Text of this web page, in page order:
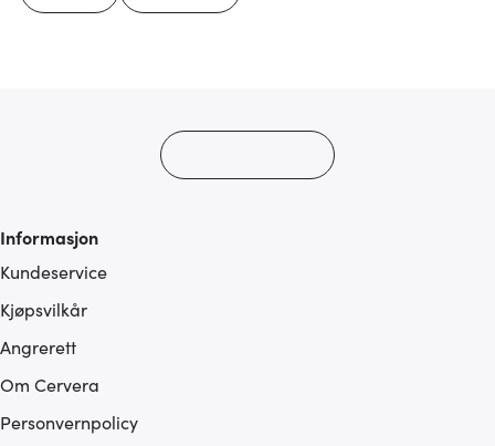
Informasjon
Kundeservice
Kjøpsvilkår
Angrerett
Om Cervera
Personvernpolicy